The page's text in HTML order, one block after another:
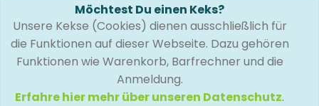
Möchtest Du einen Keks?
Unsere Kekse (Cookies) dienen ausschließlich für
die Funktionen auf dieser Webseite. Dazu gehören
Funktionen wie Warenkorb, Barfrechner und die
Anmeldung.
Erfahre hier mehr über unseren Datenschutz.